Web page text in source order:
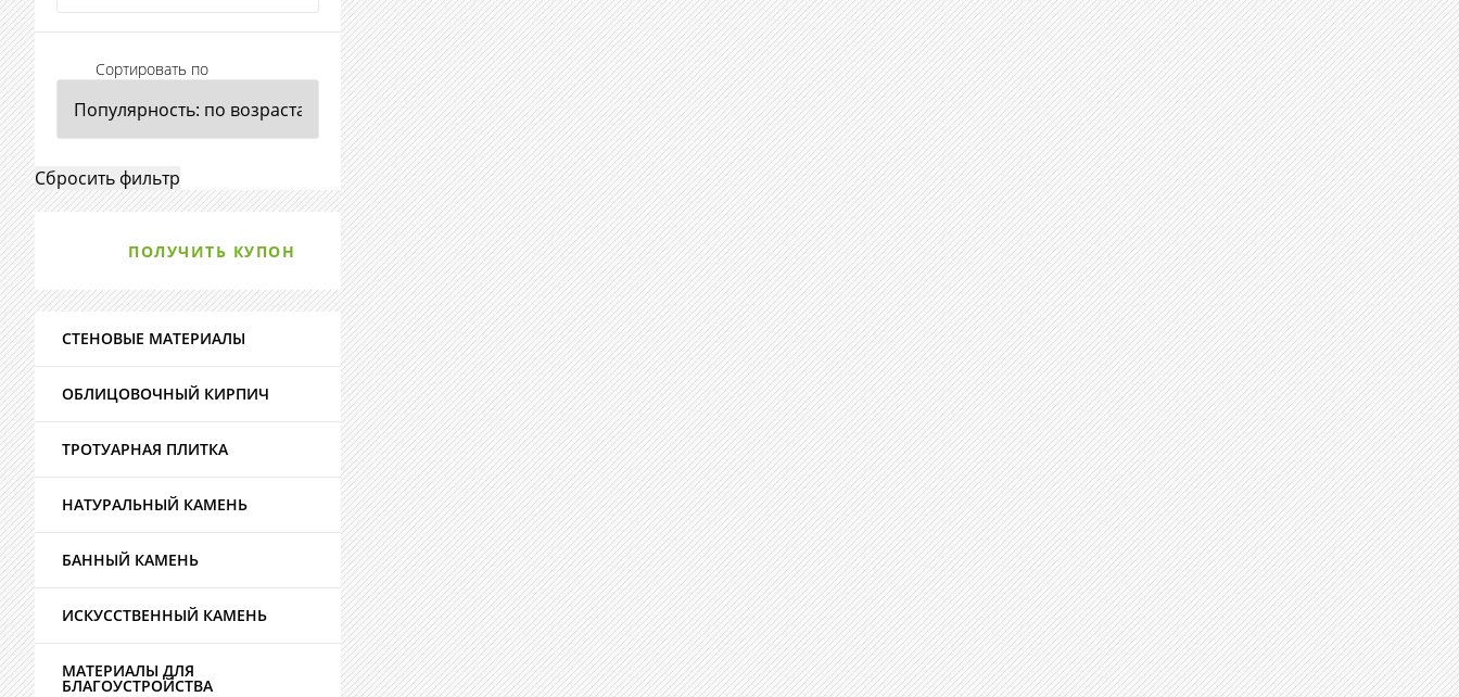
Сортировать по
ПОЛУЧИТЬ КУПОН
СТЕНОВЫЕ МАТЕРИАЛЫ
ОБЛИЦОВОЧНЫЙ КИРПИЧ
ТРОТУАРНАЯ ПЛИТКА
НАТУРАЛЬНЫЙ КАМЕНЬ
БАННЫЙ КАМЕНЬ
ИСКУССТВЕННЫЙ КАМЕНЬ
МАТЕРИАЛЫ ДЛЯ
БЛАГОУСТРОЙСТВА